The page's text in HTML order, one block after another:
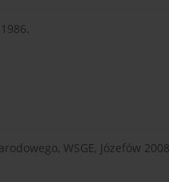
WSGE, Józefów